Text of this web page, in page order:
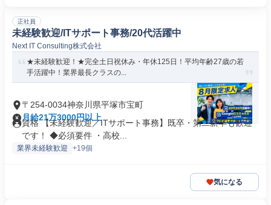
正社員
未経験歓迎/ITサポート事務/20代活躍中
Next IT Consulting株式会社
★未経験歓迎！★完全土日祝休み・年休125日！平均年齢27歳の若
手活躍中！業界最長クラスの...
〒254-0034神奈川県平塚市宝町
月給21万3000円以上
資格 【未経験歓迎／ITサポート事務】既卒・第二新卒も歓迎
です！ ◆必須要件 ・高校...
業界未経験歓迎 +19個
気になる